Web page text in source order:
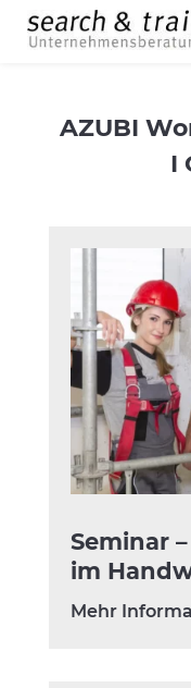
AZUBI
I
Seminar
im
Mehr